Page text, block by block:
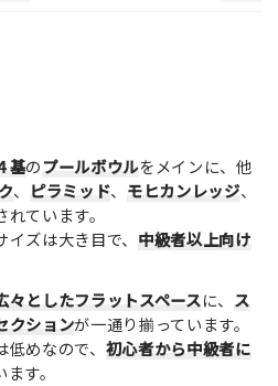
基のプールボウルをメインに、他
、 ピラミッド、 モヒカンレッジ、
ています。
ズは大き目で、 中級者以上向け
々としたフラットスペースに、 ス
クションが一通り揃っています。
めなので、 初心者から中級者に
す。